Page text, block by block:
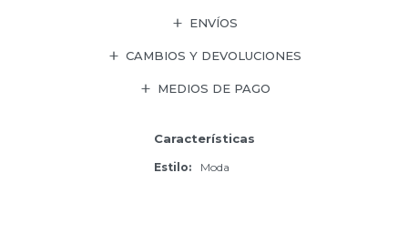
ENVÍOS
CAMBIOS Y DEVOLUCIONES
MEDIOS DE PAGO
Características
Estilo Moda